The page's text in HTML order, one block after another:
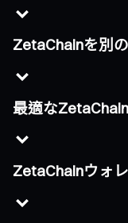
ZetaChainを別
最適な
ZetaChainウォ